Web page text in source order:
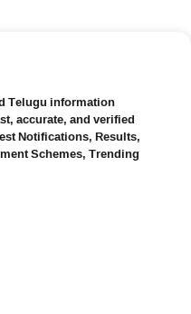
Telugu information
accurate, and verified
Notifications, Results,
Schemes, Trending